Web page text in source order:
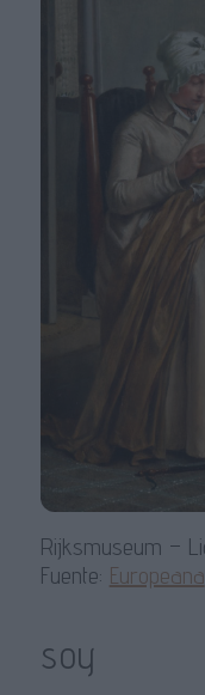
Rijksmuseum –
Fuente: Europeana
soy